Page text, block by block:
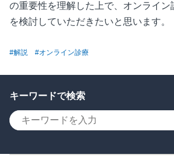
の重要性を理解した上で、オンライン
を検討していただきたいと思います。
#解説 #オンライン診療
キーワードで検索